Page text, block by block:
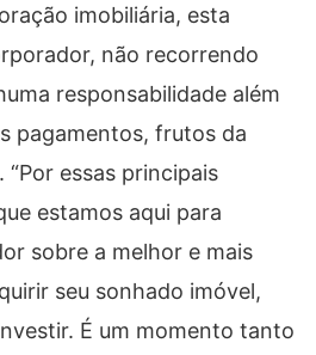
imobiliária, esta
não recorrendo
responsabilidade além
pagamentos, frutos da
essas principais
estamos aqui para
sobre a melhor e mais
seu sonhado imóvel,
É um momento tanto